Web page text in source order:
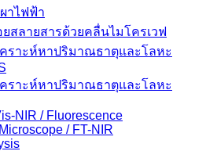
ผาไฟฟ้า
ยสลายสารด้วยคลื่นไมโครเวฟ
คราะห์หาปริมาณธาตุและโลหะ
คราะห์หาปริมาณธาตุและโลหะ
NIR / Fluorescence
/ FT-NIR